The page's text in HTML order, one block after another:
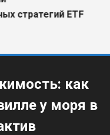
стратегий ETF
как
у моря в